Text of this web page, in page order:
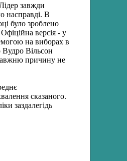
завжди
насправді. В
було зроблено
версія - у
на виборах в
Вудро Вільсон
причину не
сказаного.
заздалегідь